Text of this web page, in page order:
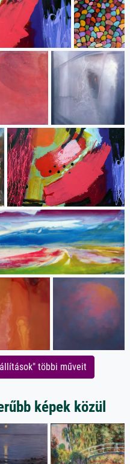
többi műveit
képek közül